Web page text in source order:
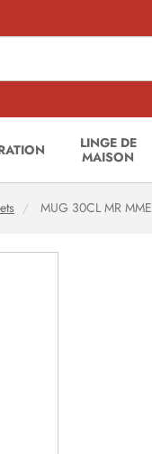
LINGE DE
MAISON
MUG 30CL MR MME